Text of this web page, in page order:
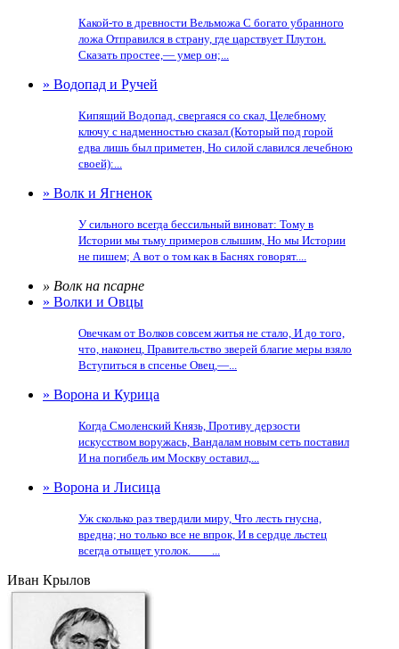
Какой-то в древности Вельможа С богато убранного
ложа Отправился в страну, где царствует Плутон.
Сказать простее,— умер он;...
» Водопад и Ручей
Кипящий Водопад, свергаяся со скал, Целебному
ключу с надменностью сказал (Который под горой
едва лишь был приметен, Но силой славился лечебною
своей):...
» Волк и Ягненок
У сильного всегда бессильный виноват: Тому в
Истории мы тьму примеров слышим, Но мы Истории
не пишем; А вот о том как в Баснях говорят....
» Волк на псарне
» Волки и Овцы
Овечкам от Волков совсем житья не стало, И до того,
что, наконец, Правительство зверей благие меры взяло
Вступиться в спсенье Овец,—...
» Ворона и Курица
Когда Смоленский Князь, Противу дерзости
искусством воружась, Вандалам новым сеть поставил
И на погибель им Москву оставил,...
» Ворона и Лисица
Уж сколько раз твердили миру, Что лесть гнусна,
вредна; но только все не впрок, И в сердце льстец
всегда отыщет уголок. ___...
Иван Крылов